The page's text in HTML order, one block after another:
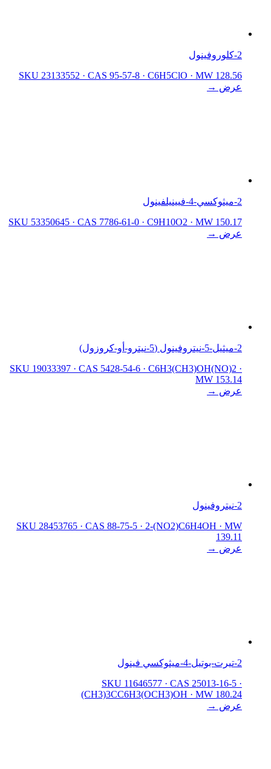
2-كلوروفينول
SKU 23133552 · CAS 95-57-8 · C6H5ClO · MW 128.56
عرض →
2-ميثوكسي-4-فيينيلفينول
SKU 53350645 · CAS 7786-61-0 · C9H10O2 · MW 150.17
عرض →
2-ميثيل-5-نيتروفينول (5-نيترو-أو-كروزول)
SKU 19033397 · CAS 5428-54-6 · C6H3(CH3)OH(NO)2 ·
MW 153.14
عرض →
2-نيتروفينول
SKU 28453765 · CAS 88-75-5 · 2-(NO2)C6H4OH · MW
139.11
عرض →
2-تيرت-بوتيل-4-ميثوكسي فينول
SKU 11646577 · CAS 25013-16-5 ·
(CH3)3CC6H3(OCH3)OH · MW 180.24
عرض →